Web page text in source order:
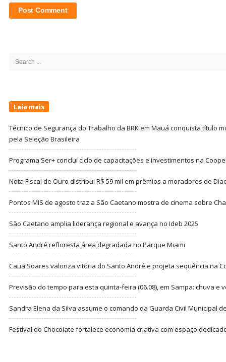
Search
Leia mais
Técnico de Segurança do Trabalho da BRK em Mauá conquista título
pela Seleção Brasileira
Programa Ser+ conclui ciclo de capacitações e investimentos na
Nota Fiscal de Ouro distribui R$ 59 mil em prêmios a moradores de
Pontos MIS de agosto traz a São Caetano mostra de cinema sobre
São Caetano amplia liderança regional e avança no Ideb 2025
Santo André refloresta área degradada no Parque Miami
Cauã Soares valoriza vitória do Santo André e projeta sequência na
Previsão do tempo para esta quinta-feira (06.08), em Sampa: chuva e
Sandra Elena da Silva assume o comando da Guarda Civil Municipal
Festival do Chocolate fortalece economia criativa com espaço